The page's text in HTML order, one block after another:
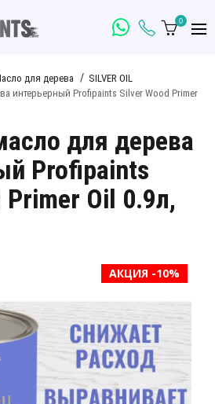
0
для дерева
SILVER OIL
интерьерный Profipaints Silver Wood Primer
для дерева
Profipaints
Primer Oil 0.9л,
АКЦИЯ -10%